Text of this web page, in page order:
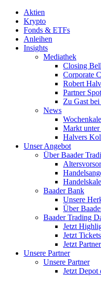
Aktien
Krypto
Fonds & ETFs
Anleihen
Insights
Mediathek
Closing Bell
Corporate
Robert
Partner
Zu Gast
News
Markt
Halvers
Unser Angebot
Über Baader
Baader Bank
Unsere
Über
Baader Trading
Jetzt
Jetzt
Jetzt
Unsere Partner
Unsere Partner
Jetzt Depot